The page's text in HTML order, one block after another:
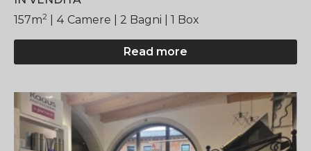
157m2 | 4 Camere | 2 Bagni | 1 Box
Read more